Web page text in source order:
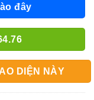
đây
DIỆN NÀY